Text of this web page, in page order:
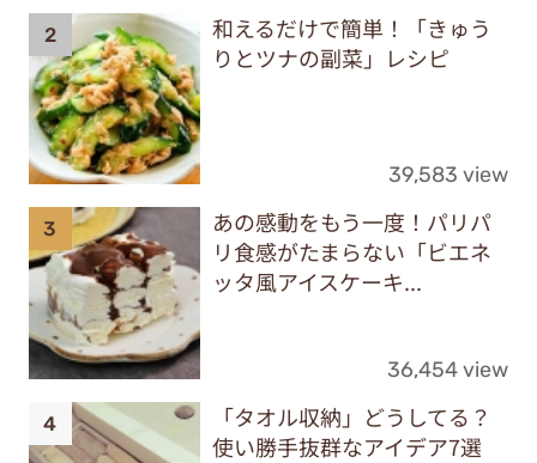
和えるだけで簡単！「きゅう
りとツナの副菜」レシピ
39,583 view
あの感動をもう一度！パリパ
リ食感がたまらない「ビエネ
ッタ風アイスケーキ...
36,454 view
「タオル収納」どうしてる？
使い勝手抜群なアイデア7選